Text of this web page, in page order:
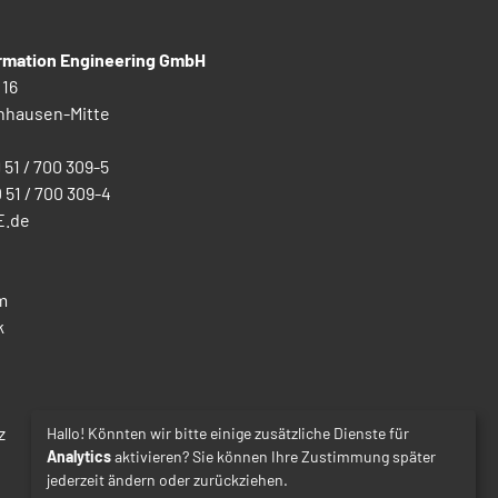
Engineering GmbH
Mitte
51 / 700 309-5
51 / 700 309-4
Hallo! Könnten wir bitte einige zusätzliche Dienste für
Analyticsaktivieren? Sie können Ihre Zustimmung später
jederzeit ändern oder zurückziehen.